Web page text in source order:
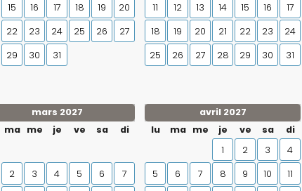
15 16 17 18 19
20
22 23 24 25 26
27
29 30 31
11
12 13 14 15 16
17
18
19 20 21 22 23
24
25
26 27 28 29 30 31
mars 2027
ma me je ve sa di
2 3 4 5 6
7
avril 2027
lu
ma me je ve sa
di
1
2 3
4
5
6 7 8 9 10
11